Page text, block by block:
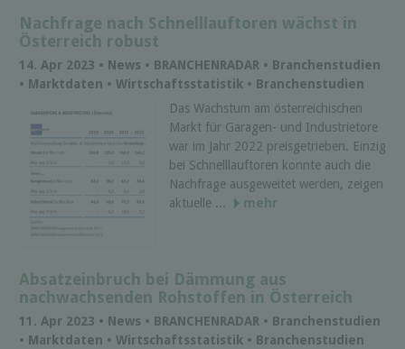
Nachfrage nach Schnelllauftoren wächst in
Österreich robust
14. Apr 2023 • News • BRANCHENRADAR • Branchenstudien
• Marktdaten • Wirtschaftsstatistik • Branchenstudien
Das Wachstum am österreichischen
Markt für Garagen- und Industrietore
war im Jahr 2022 preisgetrieben. Einzig
bei Schnelllauftoren konnte auch die
Nachfrage ausgeweitet werden, zeigen
aktuelle ...
mehr
Absatzeinbruch bei Dämmung aus
nachwachsenden Rohstoffen in Österreich
11. Apr 2023 • News • BRANCHENRADAR • Branchenstudien
• Marktdaten • Wirtschaftsstatistik • Branchenstudien